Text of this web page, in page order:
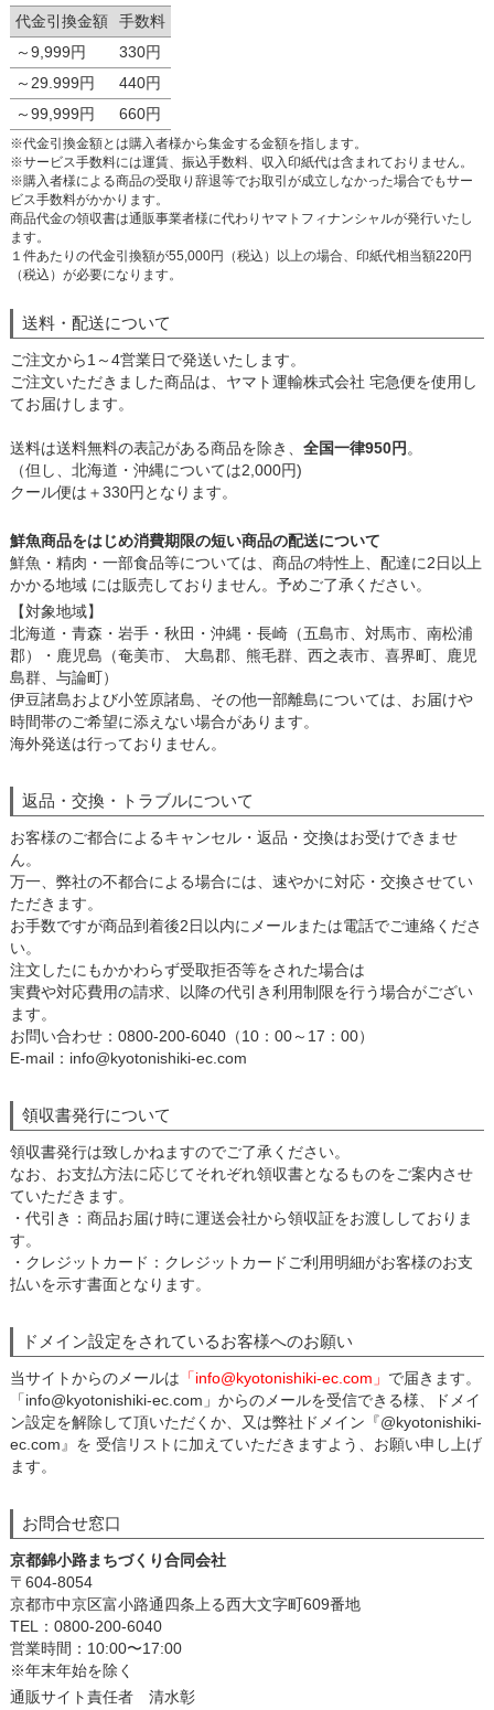
代金引換金額
手数料
～9,999円
330円
～29.999円
440円
～99,999円
660円
※代金引換金額とは購入者様から集金する金額を指します。
※サービス手数料には運賃、振込手数料、収入印紙代は含まれておりません。
※購入者様による商品の受取り辞退等でお取引が成立しなかった場合でもサー
ビス手数料がかかります。
商品代金の領収書は通販事業者様に代わりヤマトフィナンシャルが発行いたし
ます。
１件あたりの代金引換額が55,000円（税込）以上の場合、印紙代相当額220円
（税込）が必要になります。
送料・配送について
ご注文から1～4営業日で発送いたします。
ご注文いただきました商品は、ヤマト運輸株式会社 宅急便を使用し
てお届けします。
送料は送料無料の表記がある商品を除き、 全国一律950円 。
（但し、北海道・沖縄については2,000円)
クール便は＋330円となります。
鮮魚商品をはじめ消費期限の短い商品の配送について
鮮魚・精肉・一部食品等については、商品の特性上、配達に2日以上
かかる地域 には販売しておりません。予めご了承ください。
【対象地域】
北海道・青森・岩手・秋田・沖縄・長崎（五島市、対馬市、南松浦
郡）・鹿児島（奄美市、 大島郡、熊毛群、西之表市、喜界町、鹿児
島群、与論町）
伊豆諸島および小笠原諸島、その他一部離島については、お届けや
時間帯のご希望に添えない場合があります。
海外発送は行っておりません。
返品・交換・トラブルについて
お客様のご都合によるキャンセル・返品・交換はお受けできませ
ん。
万一、弊社の不都合による場合には、速やかに対応・交換させてい
ただきます。
お手数ですが商品到着後2日以内にメールまたは電話でご連絡くださ
い。
注文したにもかかわらず受取拒否等をされた場合は
実費や対応費用の請求、以降の代引き利用制限を行う場合がござい
ます。
お問い合わせ：0800-200-6040（10：00～17：00）
E-mail：info@kyotonishiki-ec.com
領収書発行について
領収書発行は致しかねますのでご了承ください。
なお、お支払方法に応じてそれぞれ領収書となるものをご案内させ
ていただきます。
・代引き：商品お届け時に運送会社から領収証をお渡ししておりま
す。
・クレジットカード：クレジットカードご利用明細がお客様のお支
払いを示す書面となります。
ドメイン設定をされているお客様へのお願い
当サイトからのメールは 「info@kyotonishiki-ec.com」 で届きます。
「info@kyotonishiki-ec.com」からのメールを受信できる様、ドメイ
ン設定を解除して頂いただくか、又は弊社ドメイン『@kyotonishiki-
ec.com』を 受信リストに加えていただきますよう、お願い申し上げ
ます。
お問合せ窓口
京都錦小路まちづくり合同会社
〒604-8054
京都市中京区富小路通四条上る西大文字町609番地
TEL：0800-200-6040
営業時間：10:00〜17:00
※年末年始を除く
通販サイト責任者 清水彰